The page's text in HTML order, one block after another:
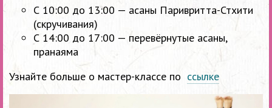
С 10:00 до 13:00 — асаны Паривритта-Стхити
(скручивания)
С 14:00 до 17:00 — перевёрнутые асаны,
пранаяма
Узнайте больше о мастер-классе по ссылке